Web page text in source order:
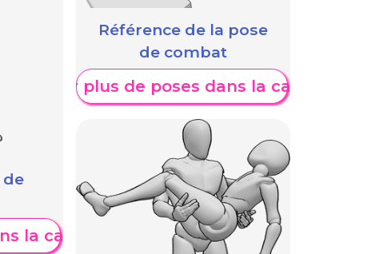
de
la catégorie
Référence de la pose
de combat
Afficher plus de poses dans la catégorie